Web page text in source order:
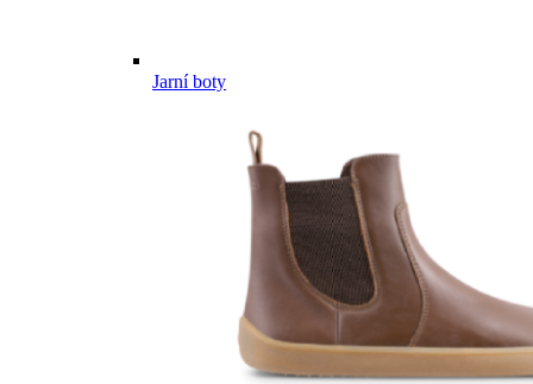
Jarní boty